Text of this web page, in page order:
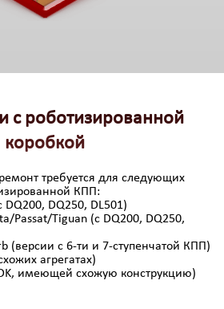
с роботизированной
коробкой
требуется для следующих
КПП:
DQ250, DL501)
Passat/Tiguan (с DQ200, DQ250,
(версии с 6-ти и 7-ступенчатой КПП)
агрегатах)
имеющей схожую конструкцию)